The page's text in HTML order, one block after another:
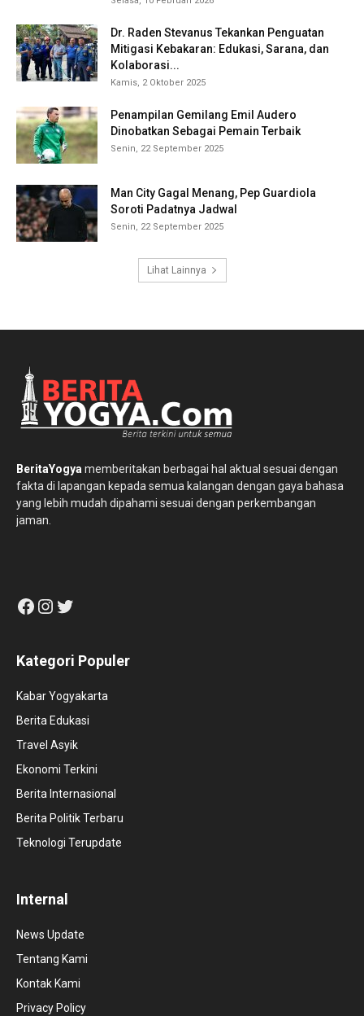
Dr. Raden Stevanus Tekankan Penguatan
Mitigasi Kebakaran: Edukasi, Sarana, dan
Kolaborasi...
Kamis, 2 Oktober 2025
Penampilan Gemilang Emil Audero
Dinobatkan Sebagai Pemain Terbaik
Senin, 22 September 2025
Man City Gagal Menang, Pep Guardiola
Soroti Padatnya Jadwal
Senin, 22 September 2025
Lihat Lainnya
BeritaYogyamemberitakan berbagai hal aktual sesuai dengan
fakta di lapangan kepada semua kalangan dengan gaya bahasa
yang lebih mudah dipahami sesuai dengan perkembangan
jaman.
Facebook
Instagram
Twitter
Kategori Populer
Kabar Yogyakarta
Berita Edukasi
Travel Asyik
Ekonomi Terkini
Berita Internasional
Berita Politik Terbaru
Teknologi Terupdate
Internal
News Update
Tentang Kami
Kontak Kami
Privacy Policy